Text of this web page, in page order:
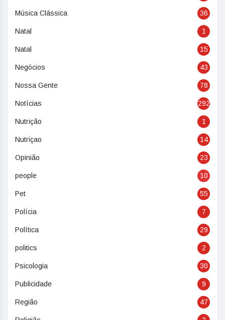
Música Clássica 36
Natal 1
Natal 15
Negócios 43
Nossa Gente 78
Notícias 292
Nutrição 1
Nutriçao 14
Opinião 23
people 10
Pet 55
Polícia 7
Política 29
politics 2
Psicologia 30
Publicidade 9
Região 47